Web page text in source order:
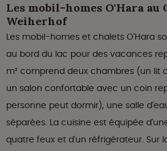
Les mobil-homes O'Hara au
Weiherhof
Les mobil-homes et chalets O'Hara
au bord du lac pour des vacances
m² comprend deux chambres (un lit
un salon confortable avec un coin
personne peut dormir), une salle
séparées. La cuisine est équipée
quatre feux et d'un réfrigérateur. Sur